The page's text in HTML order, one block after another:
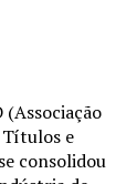
(Associação
Títulos e
consolidou